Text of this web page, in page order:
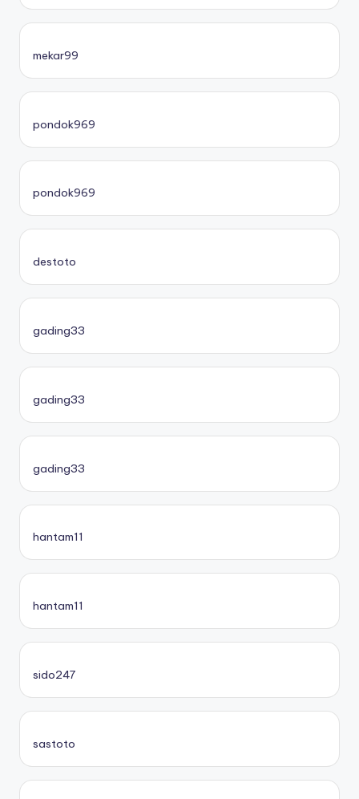
mekar99
pondok969
pondok969
destoto
gading33
gading33
gading33
hantam11
hantam11
sido247
sastoto